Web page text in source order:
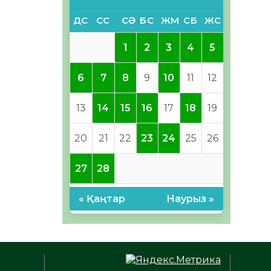
ДС СС СӘ БС ЖМ СБ ЖС
1 2 3 4 5
6 7 8 9 10 11 12
13 14 15 16 17 18 19
20 21 22 23 24 25 26
27 28
« Қаңтар Наурыз »